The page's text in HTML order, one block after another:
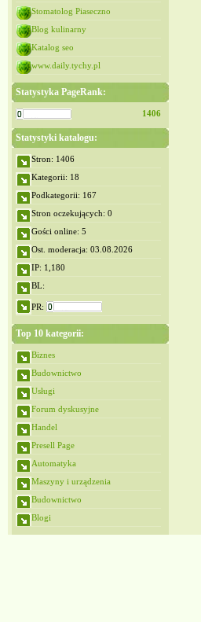
Stomatolog Piaseczno
Blog kulinarny
Katalog seo
www.daily.tychy.pl
Statystyka PageRank:
1406
Statystyki katalogu:
Stron: 1406
Kategorii: 18
Podkategorii: 167
Stron oczekujących: 0
Gości online: 5
Ost. moderacja: 03.08.2026
IP: 1,180
BL:
PR:
Top 10 kategorii:
Biznes
Budownictwo
Usługi
Forum dyskusyjne
Handel
Presell Page
Automatyka
Maszyny i urządzenia
Budownictwo
Blogi